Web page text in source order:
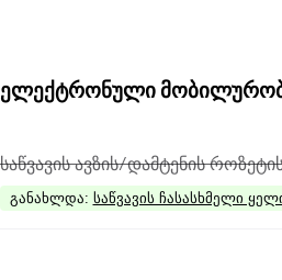
ელექტრონული
საწვავის ავზის/დამტენის
განახლდა: საწვავის ჩასასხმელი